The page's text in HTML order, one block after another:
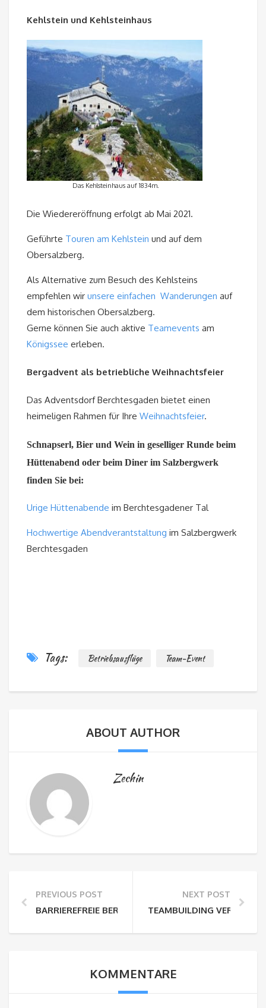
Kehlstein und Kehlsteinhaus
Das Kehlsteinhaus auf 1834m.
Die Wiedereröffnung erfolgt ab Mai 2021.
Geführte Touren am Kehlstein und auf dem
Obersalzberg.
Als Alternative zum Besuch des Kehlsteins
empfehlen wir unsere einfachen Wanderungen auf
dem historischen Obersalzberg.
Gerne können Sie auch aktive Teamevents am
Königssee erleben.
Bergadvent als betriebliche Weihnachtsfeier
Das Adventsdorf Berchtesgaden bietet einen
heimeligen Rahmen für Ihre Weihnachtsfeier.
Schnapserl, Bier und Wein in geselliger Runde beim
Hüttenabend oder beim Diner im Salzbergwerk
finden Sie bei:
Urige Hüttenabende im Berchtesgadener Tal
Hochwertige Abendverantstaltung im Salzbergwerk
Berchtesgaden
Tags: Betriebsausflüge Team-Event
ABOUT AUTHOR
Zechin
PREVIOUS POST
BARRIEREFREIE BERGERLEBNISSE FÜR GRUPPEN
NEXT POST
TEAMBUILDING VERSUS
KOMMENTARE